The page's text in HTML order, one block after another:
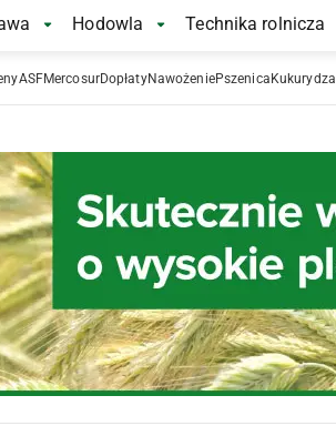
Submenu
Uprawa Submenu
Hodowla Hodowla Submenu
Technika rolnicza
ASFMercosurDopłatyNawożeniePszenica Kukurydza